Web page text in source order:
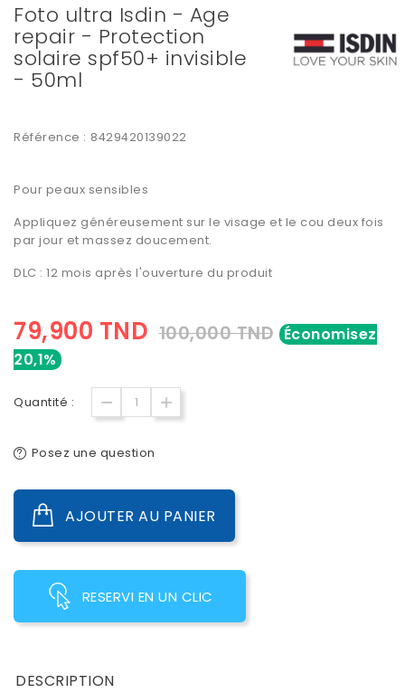
Foto ultra Isdin - Age
repair - Protection
solaire spf50+ invisible
- 50ml
Référence : 8429420139022
Pour peaux sensibles
Appliquez généreusement sur le visage et le cou deux fois
par jour et massez doucement.
DLC : 12 mois après l'ouverture du produit
79,900 TND 100,000 TND Économisez
20,1%
Quantité :
Posez une question
AJOUTER AU PANIER
RESERVI EN UN CLIC
DESCRIPTION